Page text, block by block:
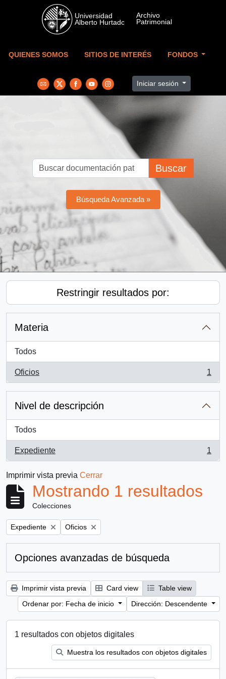
Skip to main content
QUIENES SOMOS SITIOS DE INTERÉS FONDOS
Iniciar sesión
Buscar
Búsqueda Avanzada »
Restringir resultados por:
Materia
Todos
Oficios
, 1 resultados
1
Nivel de descripción
Todos
Expediente
, 1 resultados
1
Imprimir vista previa Cerrar
Mostrando 1 resultados
Colecciones
Remove filter:
Expediente Remove filter:
Oficios
Opciones avanzadas de búsqueda
Imprimir vista previa Card view
Table view
Ordenar por: Fecha de inicio
Dirección: Descendente
1 resultados con objetos digitales
Muestra los resultados con objetos digitales